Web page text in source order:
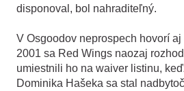
disponoval, bol nahraditeľný.
V Osgoodov neprospech hovorí
2001 sa Red Wings naozaj
umiestnili ho na waiver listinu,
Dominika Hašeka sa stal